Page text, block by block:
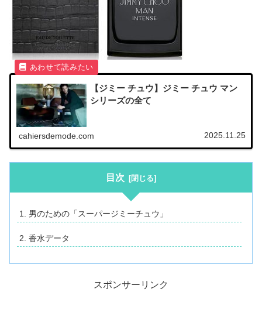
【ジミー チュウ】ジミー チュウ マン
シリーズの全て
cahiersdemode.com 2025.11.25
目次
男のための「スーパージミーチュウ」
香水データ
スポンサーリンク